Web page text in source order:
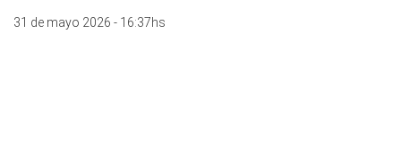
31 de mayo 2026 - 16:37hs